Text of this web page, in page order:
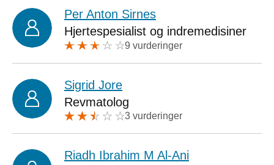
Per Anton Sirnes
Hjertespesialist og indremedisiner
9 vurderinger
Sigrid Jore
Revmatolog
3 vurderinger
Riadh Ibrahim M Al-Ani